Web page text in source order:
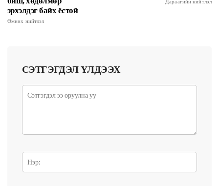
эрхэлдэг байх ёстой
Өмнөх нийтлэл
СЭТГЭГДЭЛ ҮЛДЭЭХ